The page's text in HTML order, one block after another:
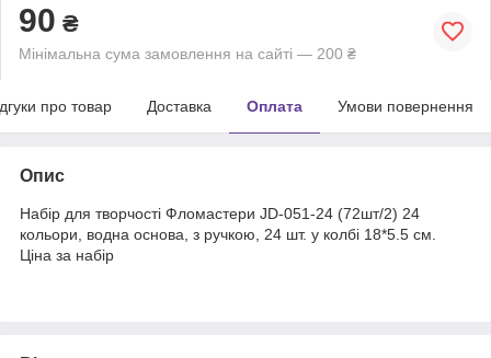
90 ₴
Мінімальна сума замовлення на сайті — 200 ₴
про товар Доставка Оплата Умови повернення
Опис
Набір для творчості Фломастери JD-051-24 (72шт/2) 24
кольори, водна основа, з ручкою, 24 шт. у колбі 18*5.5 см.
Ціна за набір